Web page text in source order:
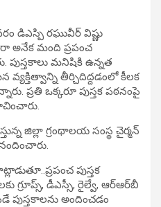
డిఎస్పి రఘువీర్ విష్ణు
అనేక మంది ప్రపంచ
మనిషికి ఉన్నత
తీర్చిదిద్దడంలో కీలక
ప్రతి ఒక్కరూ పుస్తక పఠనంపై
జిల్లా గ్రంథాలయ సంస్థ చైర్మన్
పుస్తక
గ్రూప్స్, డీఎస్సీ, రైల్వే, ఆర్‌ఆర్‌బీ
పుస్తకాలను అందించడం